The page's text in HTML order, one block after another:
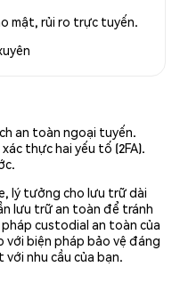
mật, rủi ro trực tuyến.
an toàn ngoại tuyến.
thực hai yếu tố (2FA).
lý tưởng cho lưu trữ dài
lưu trữ an toàn để tránh
custodial an toàn của
với biện pháp bảo vệ đáng
nhu cầu của bạn.